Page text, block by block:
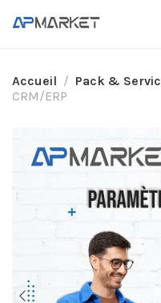
Accueil Pack &
CRM/ERP